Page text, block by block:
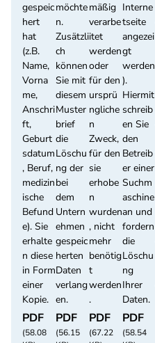
gespeic
hert
hat
(z.B.
Name,
Vorna
me,
Anschri
ft,
Geburt
sdatum
, Beruf,
medizin
ische
Befund
e). Sie
erhalte
n diese
in Form
einer
Kopie.
PDF
(58.08
möchte
n.
Zusätzli
ch
können
Sie mit
diesem
Muster
brief
die
Löschu
ng der
bei
dem
Untern
ehmen
gespeic
herten
Daten
verlang
en.
PDF
(56.15
mäßig
verarbe
itet
werden
oder
für den
ursprü
ngliche
n
Zweck,
für den
sie
erhobe
n
wurden
, nicht
mehr
benötig
t
werden
.
PDF
(67.22
Interne
tseite
angezei
gt
werden
).
Hiermit
schreib
en Sie
den
Betreib
er einer
Suchm
aschine
an und
fordern
die
Löschu
ng
Ihrer
Daten.
PDF
(58.54